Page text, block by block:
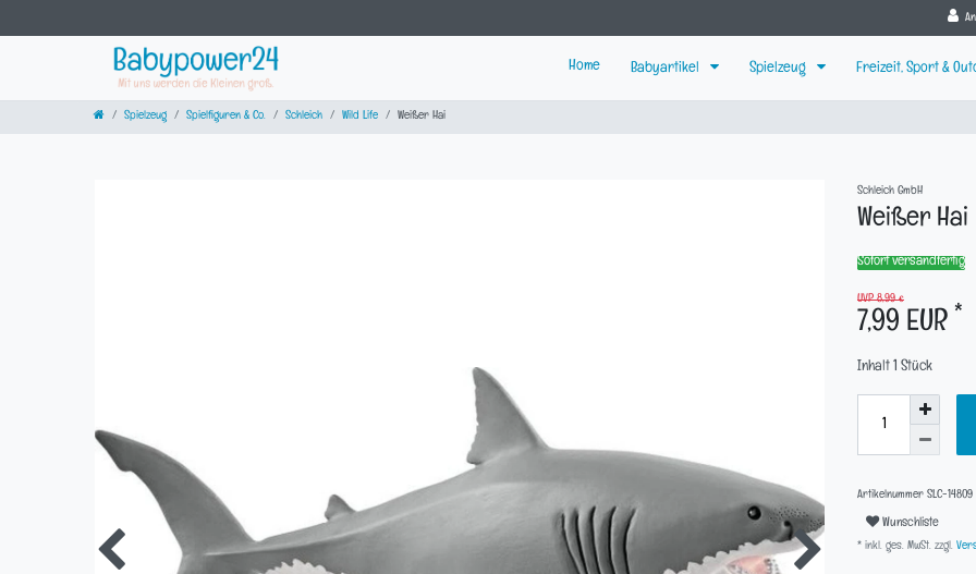
Home Babyartikel Spielzeug Freizeit, Sport &
Spielzeug Spielfiguren & Co. Schleich Wild Life Weißer Hai
Schleich GmbH
Weißer Hai
Sofort versandfertig
UVP 8,99 €
7,99 EUR
*
Inhalt Stück
Artikelnummer SLC-14809
Wunschliste
* inkl. ges. MwSt. zzgl.